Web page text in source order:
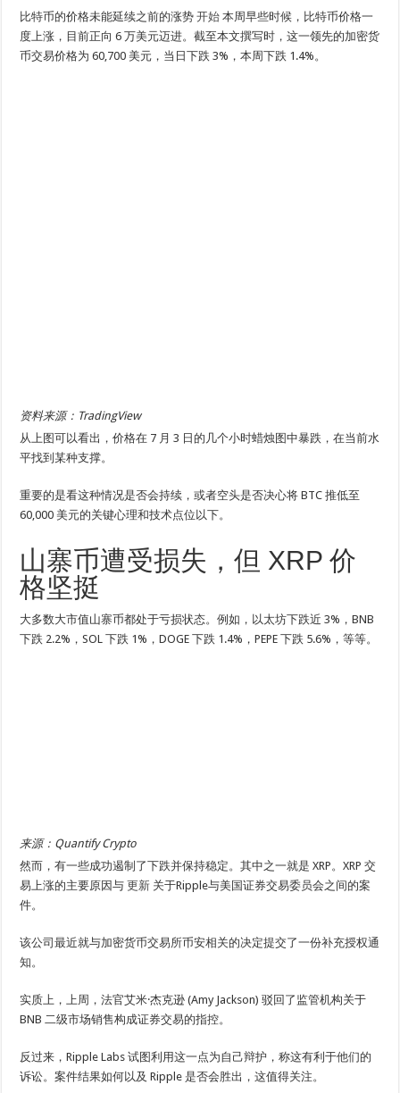
比特币的价格未能延续之前的涨势开始 本周早些时候，比特币价格一
度上涨，目前正向 6 万美元迈进。截至本文撰写时，这一领先的加密货
币交易价格为 60,700 美元，当日下跌 3%，本周下跌 1.4%。
资料来源：TradingView
从上图可以看出，价格在 7 月 3 日的几个小时蜡烛图中暴跌，在当前水
平找到某种支撑。
重要的是看这种情况是否会持续，或者空头是否决心将 BTC 推低至
60,000 美元的关键心理和技术点位以下。
山寨币遭受损失，但 XRP 价
格坚挺
大多数大市值山寨币都处于亏损状态。例如，以太坊下跌近 3%，BNB
下跌 2.2%，SOL 下跌 1%，DOGE 下跌 1.4%，PEPE 下跌 5.6%，等等。
来源：Quantify Crypto
然而，有一些成功遏制了下跌并保持稳定。其中之一就是 XRP。XRP 交
易上涨的主要原因与更新 关于Ripple与美国证券交易委员会之间的案
件。
该公司最近就与加密货币交易所币安相关的决定提交了一份补充授权通
知。
实质上，上周，法官艾米·杰克逊 (Amy Jackson) 驳回了监管机构关于
BNB 二级市场销售构成证券交易的指控。
反过来，Ripple Labs 试图利用这一点为自己辩护，称这有利于他们的
诉讼。案件结果如何以及 Ripple 是否会胜出，这值得关注。